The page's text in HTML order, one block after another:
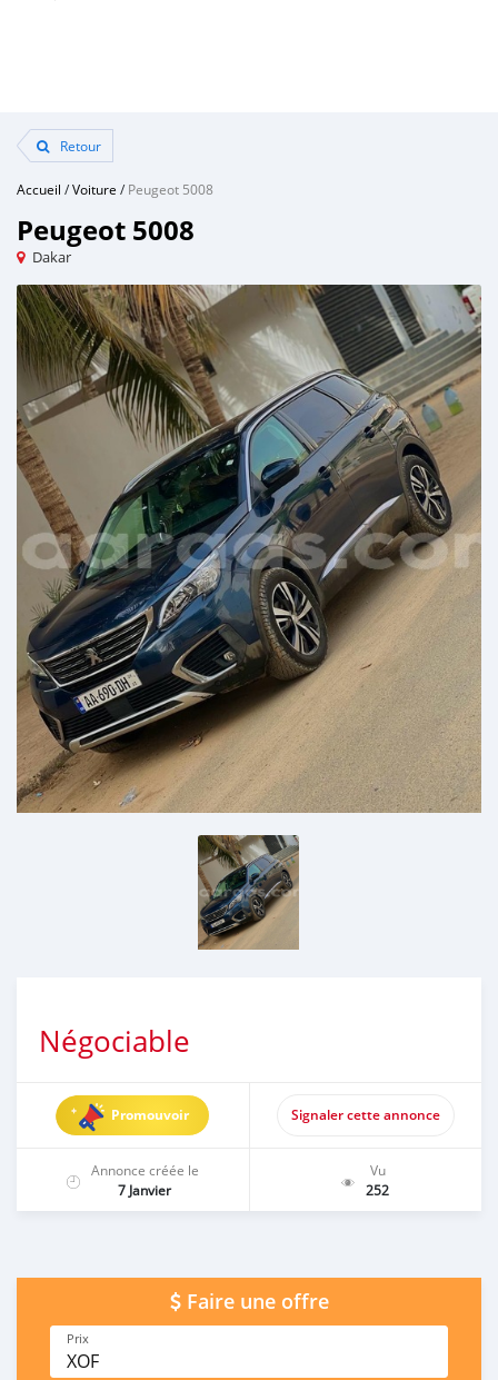
Retour
Accueil /Voiture /Peugeot 5008
Peugeot 5008
Dakar
Négociable
Promouvoir Signaler cette annonce
Annonce créée le
7 Janvier
Vu
252
Faire une offre
Prix
XOF